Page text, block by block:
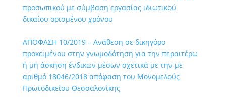
προσωπικού με σύμβαση εργασίας ιδιωτικού
δικαίου ορισμένου χρόνου
ΑΠΟΦΑΣΗ 10/2019 – Ανάθεση σε δικηγόρο
προκειμένου στην γνωμοδότηση για την περαιτέρω
ή μη άσκηση ένδικων μέσων σχετικά με την με
αριθμό 18046/2018 απόφαση του Μονομελούς
Πρωτοδικείου Θεσσαλονίκης